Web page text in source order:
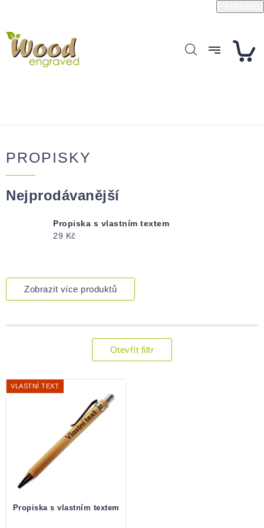
PROPISKY
Nejprodávanější
Propiska s vlastním textem
29 Kč
Zobrazit více produktů
Otevřít filtr
produktů
VLASTNÍ TEXT
Propiska s vlastním textem